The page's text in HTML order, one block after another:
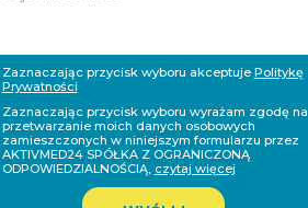
Zaznaczając przycisk wyboru akceptuje Politykę
Prywatności
Zaznaczając przycisk wyboru wyrażam zgodę na
przetwarzanie moich danych osobowych
zamieszczonych w niniejszym formularzu przez
AKTIVMED24 SPÓŁKA Z OGRANICZONĄ
ODPOWIEDZIALNOŚCIĄ, czytaj więcej